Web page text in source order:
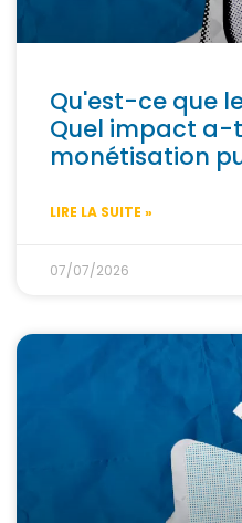
Qu'est-ce que
Quel impact a-
monétisation
LIRE LA SUITE »
07/07/2026